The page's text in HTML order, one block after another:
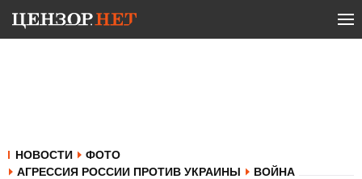
НОВОСТИ
ФОТО
АГРЕССИЯ РОССИИ ПРОТИВ УКРАИНЫ
ВОЙНА